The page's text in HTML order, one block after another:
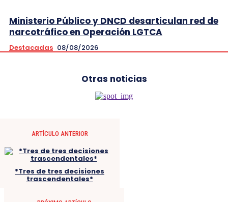
Ministerio Público y DNCD desarticulan red de
narcotráfico en Operación LGTCA
Destacadas 08/08/2026
Otras noticias
ARTÍCULO ANTERIOR
*Tres de tres decisiones
trascendentales*